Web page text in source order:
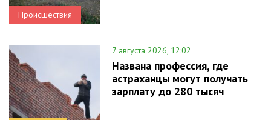
Происшествия
7 августа 2026, 12:02
Названа профессия, где
астраханцы могут получать
зарплату до 280 тысяч